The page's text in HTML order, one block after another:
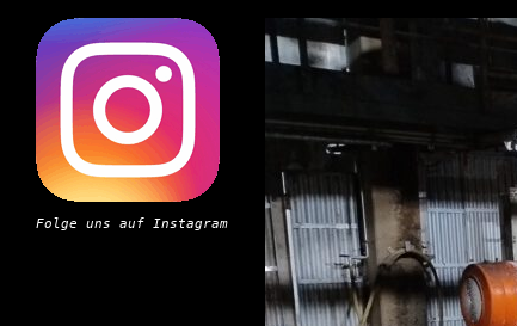
Folge uns auf Instagram